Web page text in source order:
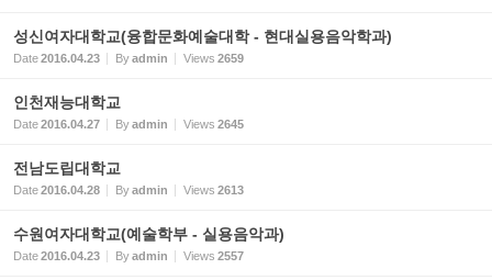
성신여자대학교(융합문화예술대학 - 현대실용음악학과)
Date2016.04.23 Byadmin Views 2659
인천재능대학교
Date2016.04.27 Byadmin Views 2645
전남도립대학교
Date2016.04.28 Byadmin Views 2613
수원여자대학교(예술학부 - 실용음악과)
Date2016.04.23 Byadmin Views 2557